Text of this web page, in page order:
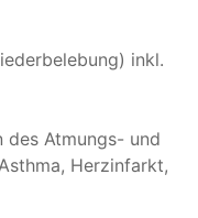
inkl.
des Atmungs- und
Herzinfarkt,